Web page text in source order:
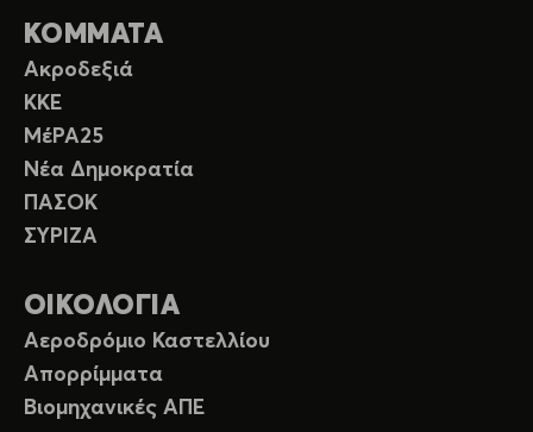
ΚΟΜΜΑΤΑ
Ακροδεξιά
ΚΚΕ
ΜέΡΑ25
Νέα Δημοκρατία
ΠΑΣΟΚ
ΣΥΡΙΖΑ
ΟΙΚΟΛΟΓΙΑ
Αεροδρόμιο Καστελλίου
Απορρίμματα
Βιομηχανικές ΑΠΕ